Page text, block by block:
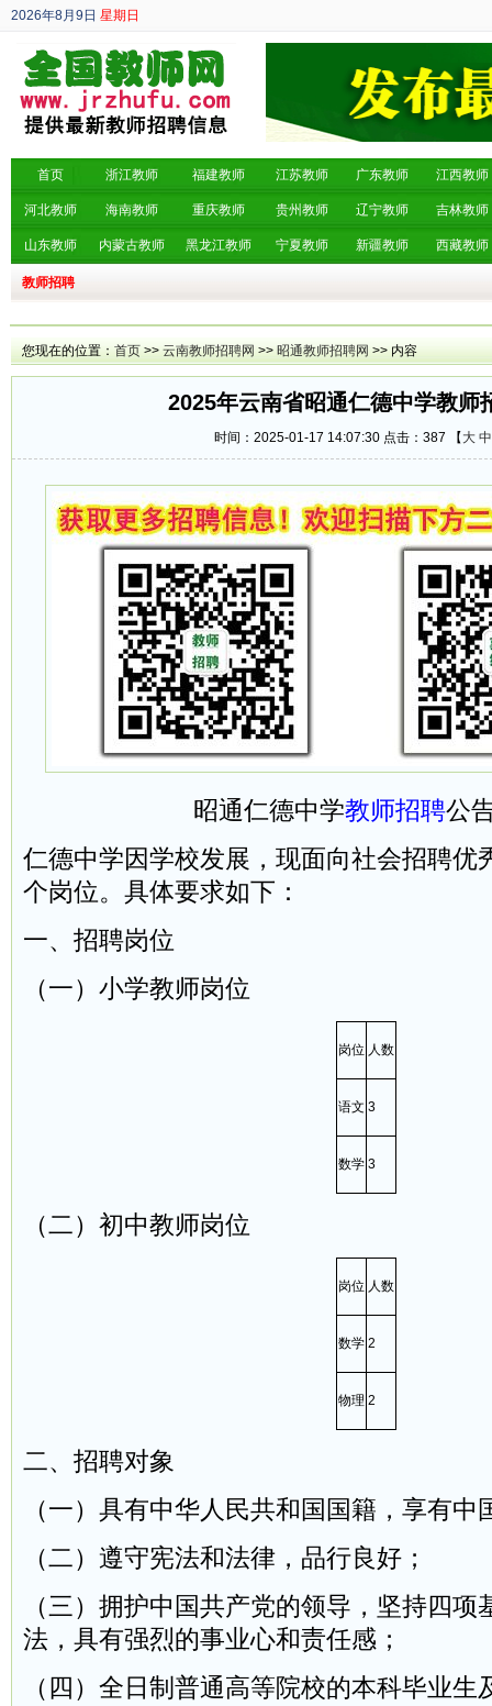
2026年8月9日 星期日
丙午年 六月廿七
首页 浙江教师 福建教师 江苏教师 广东教师 江西教师
河北教师 海南教师 重庆教师 贵州教师 辽宁教师 吉林教师
山东教师 内蒙古教师 黑龙江教师 宁夏教师 新疆教师 西藏教师
教师招聘
您现在的位置： 首页 >> 云南教师招聘网 >> 昭通教师招聘网 >> 内容
2025年云南省昭通仁德中学教师
时间：2025-01-17 14:07:30 点击： 387 【 大 中
昭通仁德中学教师招聘公
仁德中学因学校发展，现面向社会招聘优
个岗位。具体要求如下：
一、招聘岗位
（一）小学教师岗位
岗位 人数
语文 3
数学 3
（二）初中教师岗位
岗位 人数
数学 2
物理 2
二、招聘对象
（一）具有中华人民共和国国籍，享有中
（二）遵守宪法和法律，品行良好；
（三）拥护中国共产党的领导，坚持四项
法，具有强烈的事业心和责任感；
（四）全日制普通高等院校的本科毕业生